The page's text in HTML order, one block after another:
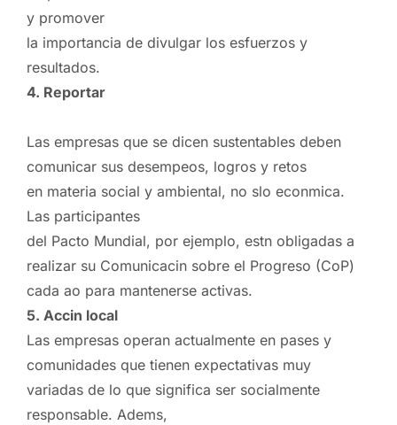
y promover
la importancia de divulgar los esfuerzos y
resultados.
4. Reportar
Las empresas que se dicen sustentables deben
comunicar sus desempeos, logros y retos
en materia social y ambiental, no slo econmica.
Las participantes
del Pacto Mundial, por ejemplo, estn obligadas a
realizar su Comunicacin sobre el Progreso (CoP)
cada ao para mantenerse activas.
5. Accin local
Las empresas operan actualmente en pases y
comunidades que tienen expectativas muy
variadas de lo que significa ser socialmente
responsable. Adems,